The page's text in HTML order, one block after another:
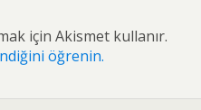
için Akismet kullanır.
öğrenin.